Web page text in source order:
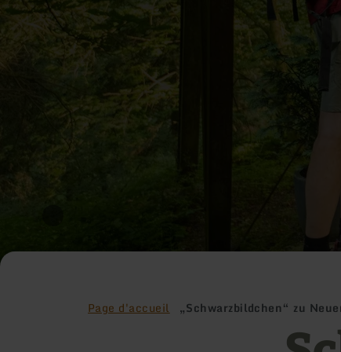
Page d'accueil „Schwarzbildchen“ zu